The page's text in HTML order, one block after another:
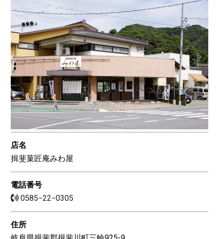
店名
揖斐菓匠庵みわ屋
電話番号
0585−22−0305
住所